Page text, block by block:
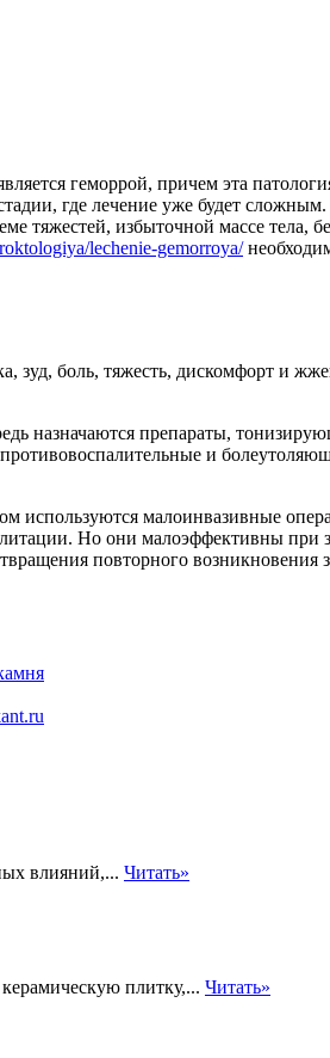
геморрой, причем эта
где лечение уже будет
избыточной массе тела,
lechenie-gemorroya/
боль, тяжесть, дискомфорт и
назначаются препараты,
и
малоинвазивные
Но они малоэффективны при
повторного возникновения
влияний,... Читать»
плитку,... Читать»